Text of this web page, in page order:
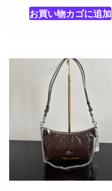
お買い物カゴに追加